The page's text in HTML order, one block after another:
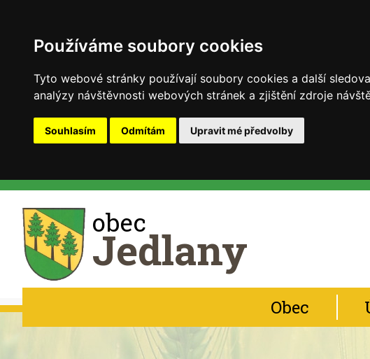
Používáme soubory cookies
Tyto webové stránky používají soubory cookies a další
analýzy návštěvnosti webových stránek a zjištění zdroje
Souhlasím Odmítám Upravit mé předvolby
obec
Jedlany
Obec